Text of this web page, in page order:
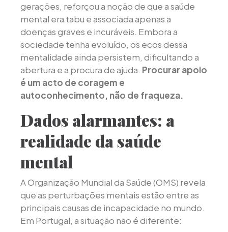
gerações, reforçou a noção de que a saúde
mental era tabu e associada apenas a
doenças graves e incuráveis. Embora a
sociedade tenha evoluído, os ecos dessa
mentalidade ainda persistem, dificultando a
abertura e a procura de ajuda. Procurar apoio
é um acto de coragem e
autoconhecimento, não de fraqueza.
Dados alarmantes: a
realidade da saúde
mental
A Organização Mundial da Saúde (OMS) revela
que as perturbações mentais estão entre as
principais causas de incapacidade no mundo.
Em Portugal, a situação não é diferente: